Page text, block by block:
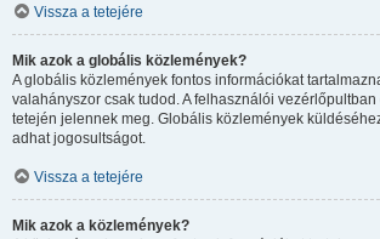
Vissza a tetejére
Mik azok a globális közlemények?
A globális közlemények fontos információkat
valahányszor csak tudod. A felhasználói
tetején jelennek meg. Globális közlemények
adhat jogosultságot.
Vissza a tetejére
Mik azok a közlemények?